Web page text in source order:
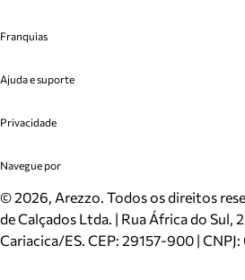
Cashback
Venda Corporativa
Mapa do Site
Inverno
Mundo Arezzo
Franquias
Plano de Negócio
Ajuda e suporte
Cadastro
Meus Pedidos
Trocas e Devoluções
Cartão Presente
Localizador de lojas
Privacidade
Politica e Privacidade
Navegue por
Sapatos
Bolsas
Scarpins
©2026, Arezzo. Todos os direitos
de Calçados Ltda. | Rua África do Sul,
Cariacica/ES. CEP: 29157-900 |